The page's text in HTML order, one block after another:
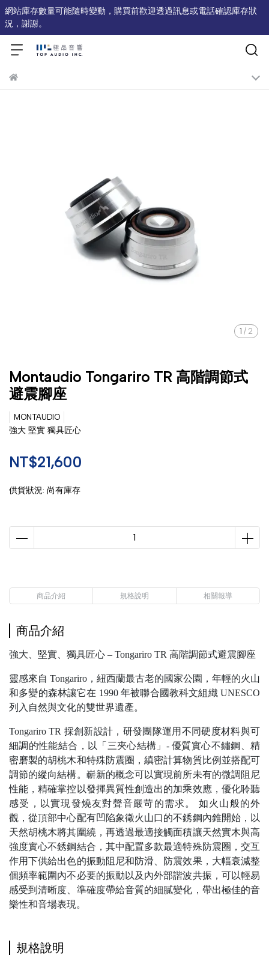
網站庫存數量可能隨時變動，購買前歡迎透過訊息或電話確認庫存狀
況，謝謝。
1 / 2
Montaudio Tongariro TR 高階調節式
避震腳座
MONTAUDIO
強大 堅實 獨具匠心
NT$21,600
供貨狀況: 尚有庫存
商品介紹 規格說明 相關報導
商品介紹
強大、堅實、獨具匠心 – Tongariro TR 高階調節式避震腳座
靈感來自 Tongariro，紐西蘭最古老的國家公園，年輕的火山
和多變的森林讓它在 1990 年被聯合國教科文組織 UNESCO
列入自然與文化的雙世界遺產。
Tongariro TR 採創新設計，研發團隊運用不同硬度材料與可
細調的性能結合，以「三夾心結構」- 優質實心不鏽鋼、精
密磨製的胡桃木和特殊防震圈，縝密計算物質比例並搭配可
調節的縱向結構。嶄新的概念可以實現前所未有的微調阻尼
性能，精確掌控以發揮異質性創造出的加乘效應，優化聆聽
感受，以實現發燒友對聲音嚴苛的需求。 如火山般的外
觀，從頂部中心配有凹陷象徵火山口的不銹鋼內錐開始，以
天然胡桃木將其圍繞，再透過最適接觸面積讓天然實木與高
強度實心不銹鋼結合，其中配置多款最適特殊防震圈，交互
作用下供給出色的振動阻尼和防滑、防震效果，大幅衰減整
個頻率範圍內不必要的振動以及內外部諧波共振，可以輕易
感受到清晰度、準確度帶給音質的細膩變化，帶出極佳的音
樂性和音場表現。
規格說明